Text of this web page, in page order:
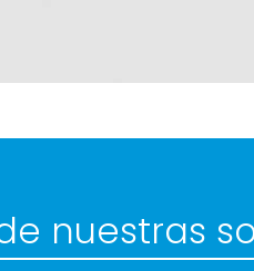
nuestras